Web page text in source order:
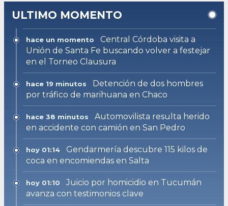
ULTIMO MOMENTO
hace un momento
Central Córdoba visita a
Unión de Santa Fe buscando volver a festejar
en el Torneo Clausura
hace 19 minutos
Detención de dos hombres
por tráfico de marihuana en Chaco
hace 38 minutos
Automovilista resulta herido
en accidente con camión en San Pedro
hoy 01:14
Gendarmería descubre 115 kilos de
coca en encomiendas en Salta
hoy 01:10
Juicio por homicidio en Tucumán
avanza con testimonios clave